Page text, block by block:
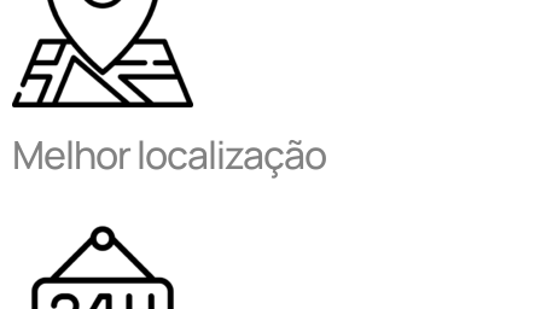
Melhor localização